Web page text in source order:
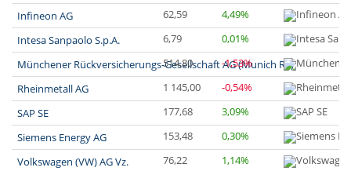
Infineon AG
62,59
4,49%
Intesa Sanpaolo S.p.A.
6,79
0,01%
Münchener Rückversicherungs-Gesellschaft AG (Munich Re)
514,80
-1,53%
Rheinmetall AG
1 145,00
-0,54%
SAP SE
177,68
3,09%
Siemens Energy AG
153,48
0,30%
Volkswagen (VW) AG Vz.
76,22 1,14%